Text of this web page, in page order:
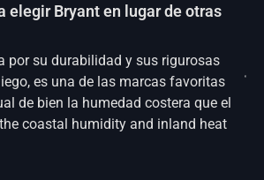
elegir Bryant en lugar de otras
por su durabilidad y sus rigurosas
es una de las marcas favoritas
de bien la humedad costera que el
coastal humidity and inland heat